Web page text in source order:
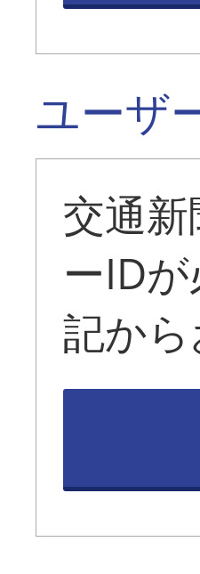
ユーザ
交通
ーID
記か